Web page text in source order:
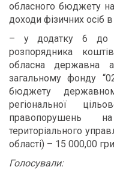
обласного бюджету
доходи фізичних осіб
– у додатку 6 до
розпорядника
обласна державна
загальному фонду
бюджету
регіональної
правопорушень
територіального
області) – 15 000,00
Голосували: